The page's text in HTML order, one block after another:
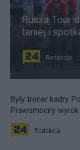
Rusza Tour
taniej i
Redakcja
Były trener kadry
Prawomocny wyrok
Redakcja